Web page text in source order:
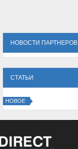
НОВОСТИ ПАРТНЕРОВ
СТАТЬИ
НОВОЕ